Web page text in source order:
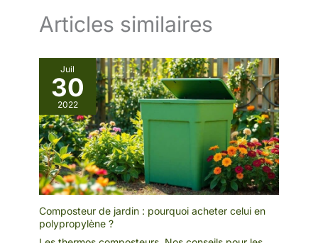
Articles similaires
Juil
30
2022
Composteur de jardin : pourquoi acheter celui en
polypropylène ?